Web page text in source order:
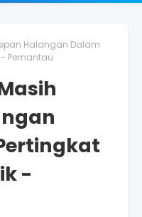
Halangan Dalam
- Pemantau
-